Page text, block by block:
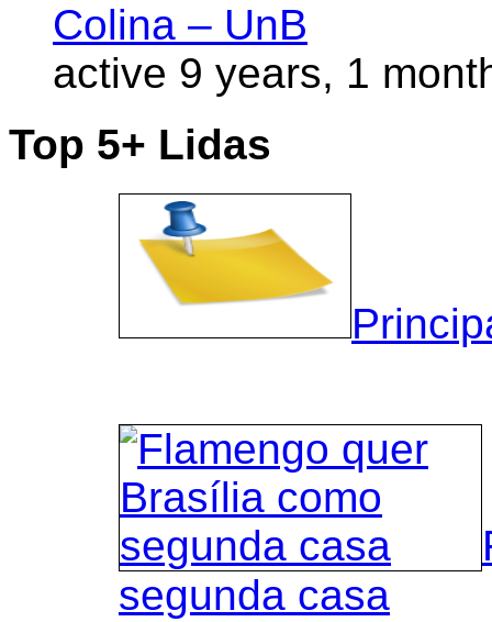
Colina – UnB
active 9 years, 1
Top 5+ Lidas
segunda casa